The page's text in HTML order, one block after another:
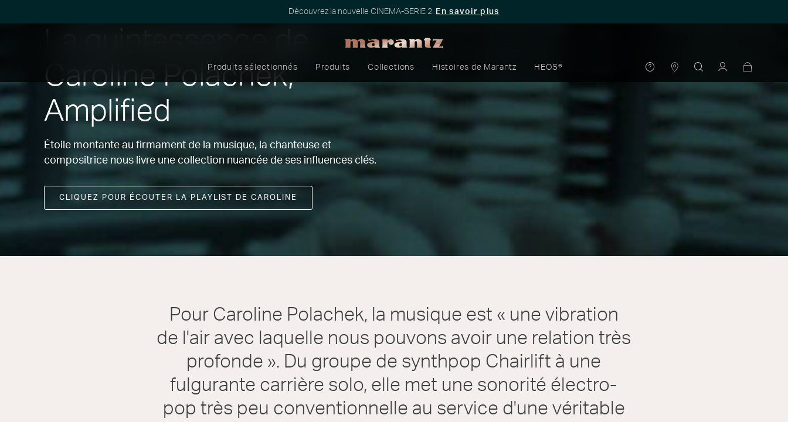
Découvrez la nouvelle CINEMA-SERIE 2. En savoir plus
Produits sélectionnés Produits Collections Histoires de Marantz HEOS®
Caroline Polachek,
Amplified
Étoile montante au firmament de la musique, la chanteuse et
compositrice nous livre une collection nuancée de ses influences clés.
CLIQUEZ POUR ÉCOUTER LA PLAYLIST DE CAROLINE
Pour Caroline Polachek, la musique est « une vibration
de l'air avec laquelle nous pouvons avoir une relation très
profonde ». Du groupe de synthpop Chairlift à une
fulgurante carrière solo, elle met une sonorité électro-
pop très peu conventionnelle au service d'une véritable